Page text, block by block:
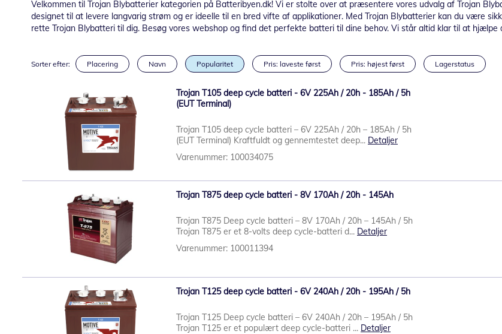
Velkommen til Trojan Blybatterier kategorien på Batteribyen.dk! Vi er stolte over at præsentere vores udvalg af Trojan
designet til at levere langvarig strøm og er ideelle til en bred vifte af applikationer. Med Trojan Blybatterier kan du være
rette Trojan Blybatteri til dig. Besøg vores webshop og find det perfekte batteri til dine behov. Vi står altid klar til at
Sorter efter: Placering Navn Popularitet Pris: laveste først Pris: højest først Lagerstatus
Trojan T105 deep cycle batteri - 6V 225Ah / 20h - 185Ah / 5h
(EUT Terminal)
Trojan T105 deep cycle batteri – 6V 225Ah / 20h – 185Ah / 5h
(EUT Terminal) Kraftfuldt og gennemtestet deep... Detaljer
Varenummer: 100034075
Trojan T875 deep cycle batteri - 8V 170Ah / 20h - 145Ah
Trojan T875 Deep cycle batteri – 8V 170Ah / 20h – 145Ah / 5h
Trojan T875 er et 8-volts deep cycle-batteri d... Detaljer
Varenummer: 100011394
Trojan T125 deep cycle batteri - 6V 240Ah / 20h - 195Ah / 5h
Trojan T125 Deep cycle batteri – 6V 240Ah / 20h – 195Ah / 5h
Trojan T125 er et populært deep cycle-batteri ... Detaljer